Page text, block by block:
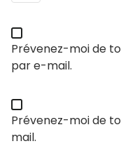
Prévenez-moi de
par e-mail.
Prévenez-moi de
mail.